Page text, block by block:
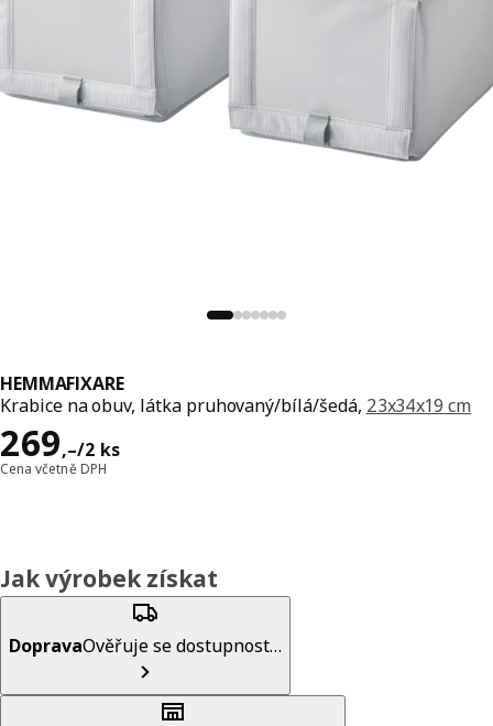
HEMMAFIXARE
Krabice na obuv, látka pruhovaný/bílá/šedá, 23x34x19 cm
269,–/2 ks
Cena 269,–/2 ks
Cena včetně DPH
Jak výrobek získat
DopravaOvěřuje se dostupnost…